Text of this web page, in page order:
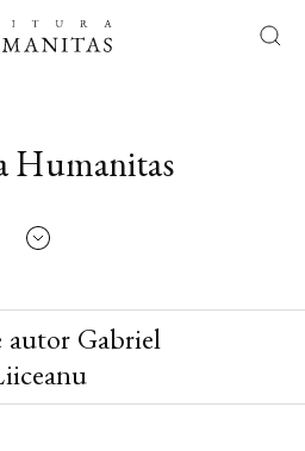
Humanitas
autor Gabriel